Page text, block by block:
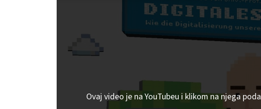
Ovaj video je na YouTubeu i klikom na njega